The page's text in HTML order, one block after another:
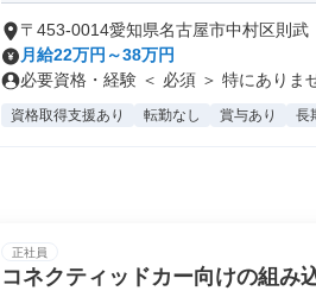
〒453-0014愛知県名古屋市中村区則武
月給22万円～38万円
必要資格・経験 ＜ 必須 ＞ 特にありま
資格取得支援あり 転勤なし 賞与あり 長
正社員
コネクティッドカー向けの組み